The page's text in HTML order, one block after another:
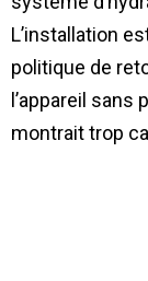
L’installation
politique de
l’appareil sans
montrait trop